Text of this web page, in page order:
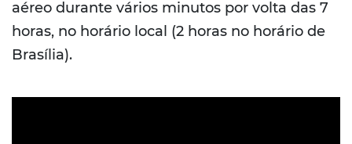
aéreo durante vários minutos por volta das 7
horas, no horário local (2 horas no horário de
Brasília).